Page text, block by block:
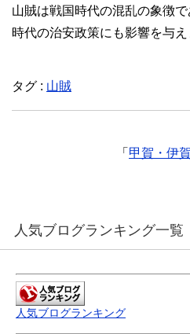
山賊は戦国時代の混乱の象徴
時代の治安政策にも影響を与え
タグ : 山賊
「 甲賀・伊
人気ブログランキング一覧
人気ブログランキング